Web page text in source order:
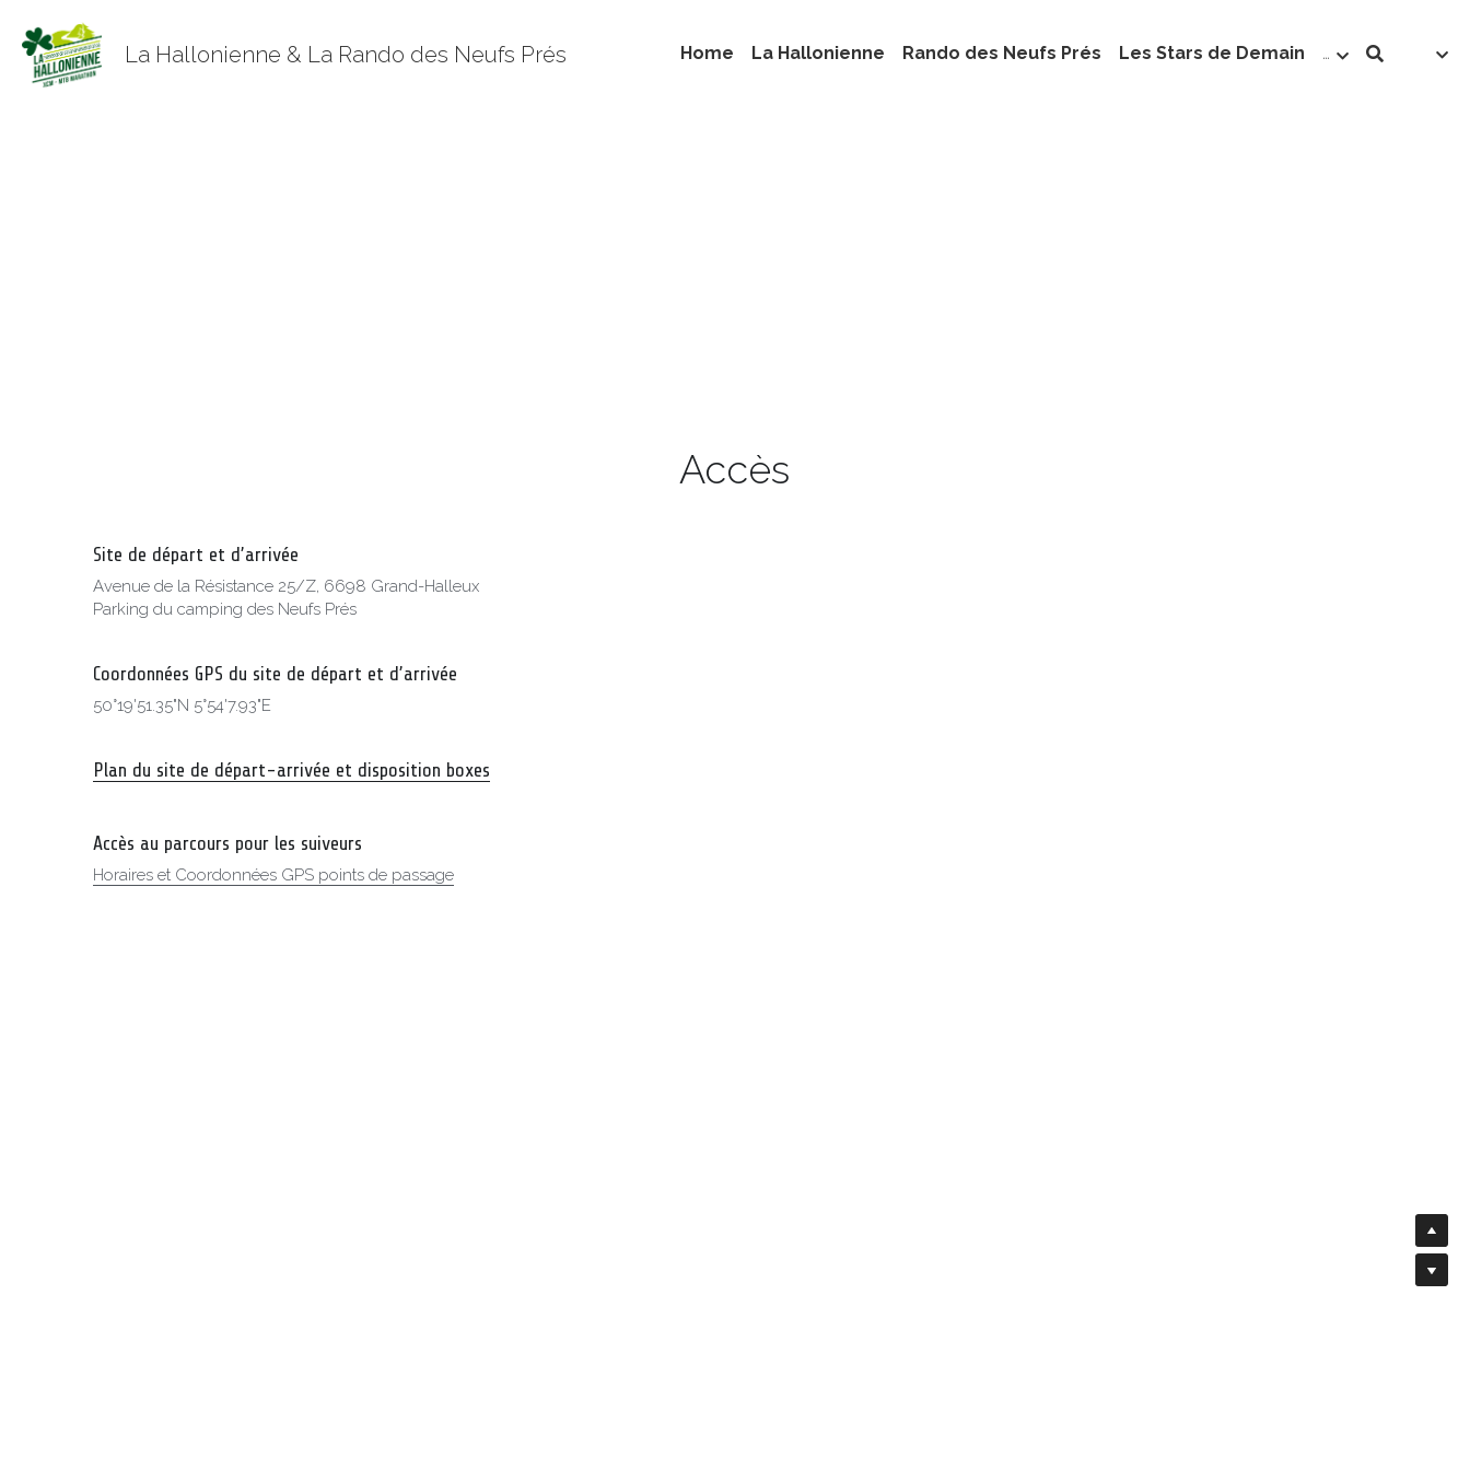
La Hallonienne & La Rando des Neufs Prés Home La Hallonienne Rando des Neufs Prés Les Stars de Demain …
Accès
Site de départ et d’arrivée
Avenue de la Résistance 25/Z, 6698 Grand-Halleux
Parking du camping des Neufs Prés
Coordonnées GPS du site de départ et d’arrivée
50°19'51.35"N 5°54'7.93"E
Plan du site de départ-arrivée et disposition boxes
Accès au parcours pour les suiveurs
Horaires et Coordonnées GPS points de passage